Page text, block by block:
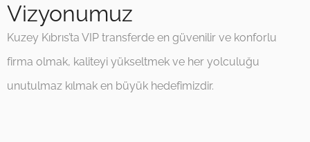
Vizyonumuz
Kuzey Kıbrıs’ta VIP transferde en güvenilir ve konforlu
firma olmak, kaliteyi yükseltmek ve her yolculuğu
unutulmaz kılmak en büyük hedefimizdir.